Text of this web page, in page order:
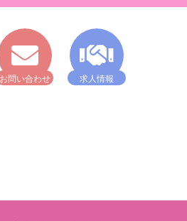
お問い合わせ 求人情報